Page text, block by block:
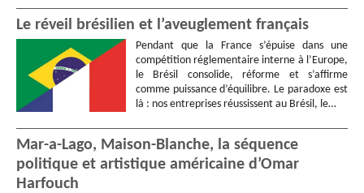
Le réveil brésilien et l’aveuglement français
Pendant que la France s’épuise dans une
compétition réglementaire interne à l’Europe,
le Brésil consolide, réforme et s’affirme
comme puissance d’équilibre. Le paradoxe est
là : nos entreprises réussissent au Brésil, le…
Mar-a-Lago, Maison-Blanche, la séquence
politique et artistique américaine d’Omar
Harfouch